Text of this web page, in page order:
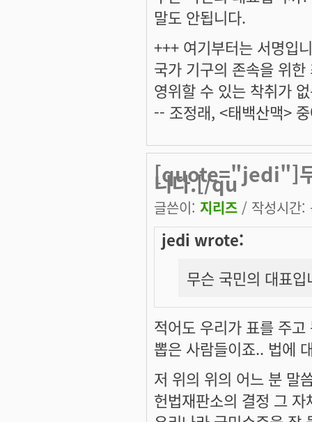
말도 안됩니다.
+++ 여기부터는 서명입
국가 기구의 존속을 위
영위할 수 있는 착취가
-- 조정래, <태백산맥>
[quote="jedi"]무
니다.[/qu
글쓴이: 지리즈 / 작성시간
jedi wrote:
무슨 국민의 대표
적어도 우리가 표를 주
뽑은 사람들이죠.. 법에
저 위의 위의 어느 분 말
헌법재판소의 결정 그 자